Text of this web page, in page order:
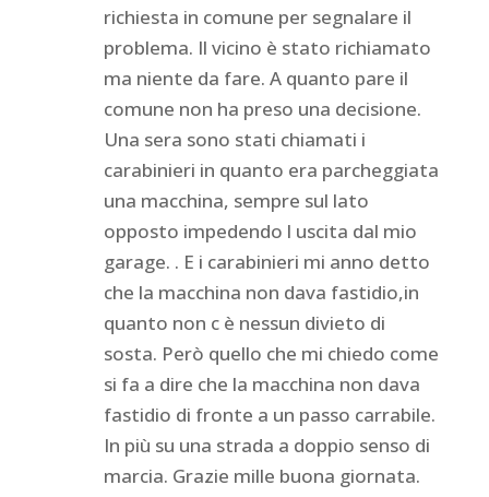
richiesta in comune per segnalare il
problema. Il vicino è stato richiamato
ma niente da fare. A quanto pare il
comune non ha preso una decisione.
Una sera sono stati chiamati i
carabinieri in quanto era parcheggiata
una macchina, sempre sul lato
opposto impedendo l uscita dal mio
garage. . E i carabinieri mi anno detto
che la macchina non dava fastidio,in
quanto non c è nessun divieto di
sosta. Però quello che mi chiedo come
si fa a dire che la macchina non dava
fastidio di fronte a un passo carrabile.
In più su una strada a doppio senso di
marcia. Grazie mille buona giornata.